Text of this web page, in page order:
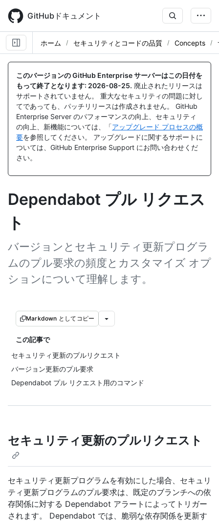
main
content
GitHubドキュメント
ホーム セキュリティとコードの品質 Concepts
このバージョンの GitHub Enterprise サーバーはこの日付を
もって終了となります: 2026-08-25. 廃止されたリリースは
サポートされていません。 重大なセキュリティの問題に対し
てであっても、パッチリリースは作成されません。 GitHub
Enterprise Server のパフォーマンスの向上、セキュリティ
の向上、新機能については、「アップグレード プロセスの概
要を参照してください。 アップグレードに関するサポートに
ついては、GitHub Enterprise Support にお問い合わせくだ
さい。
Dependabot プル リクエス
ト
バージョンとセキュリティ更新プログラ
ムのプル要求の頻度とカスタマイズ オプ
ションについて理解します。
Markdown としてコピー
この記事で
セキュリティ更新のプルリクエスト
バージョン更新のプル要求
Dependabot プル リクエスト用のコマンド
セキュリティ更新のプルリクエスト
セキュリティ更新プログラムを有効にした場合、セキュリ
ティ更新プログラムのプル要求は、既定のブランチへの依
存関係に対する Dependabot アラートによってトリガー
されます。 Dependabot では、脆弱な依存関係を更新す